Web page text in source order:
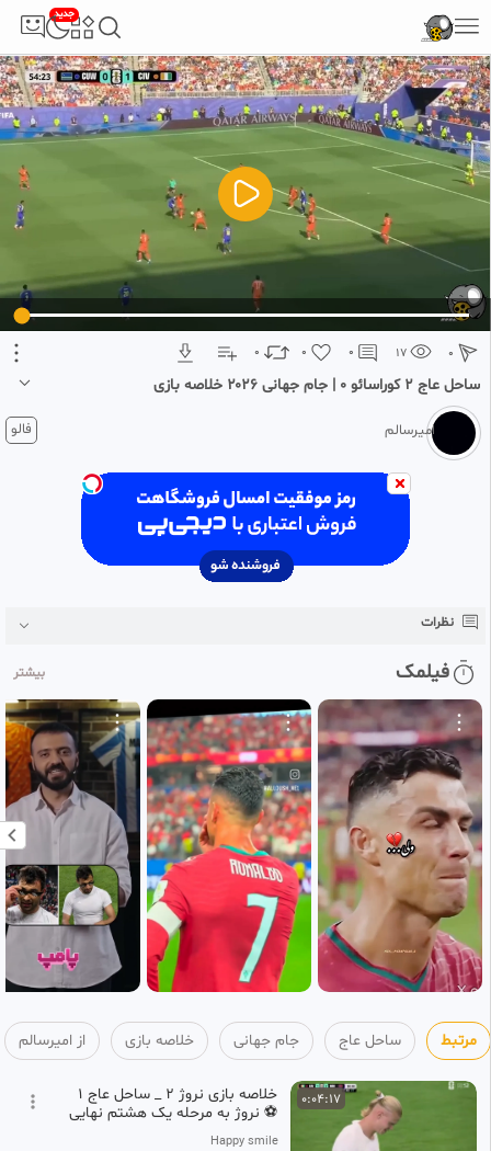
جدید
5
تبلیغ 1 از 2
0 0 0 17 0
ساحل عاج ۲ کوراسائو ۰ | جام جهانی ۲۰۲۶ خلاصه بازی
ساحل عاج ۲ کوراسائو ۰ / جام جهانی ۲۰۲۶ خلاصه بازی
امیرسالم فالو
نظرات
فیلمک بیشتر
مرتبط ساحل عاج جام جهانی خلاصه بازی از امیرسالم
0:04:17
خلاصه بازی نروژ 2 _ ساحل عاج 1
⚽ نروژ به مرحله یک هشتم نهایی
صعود کرد
Happy smile